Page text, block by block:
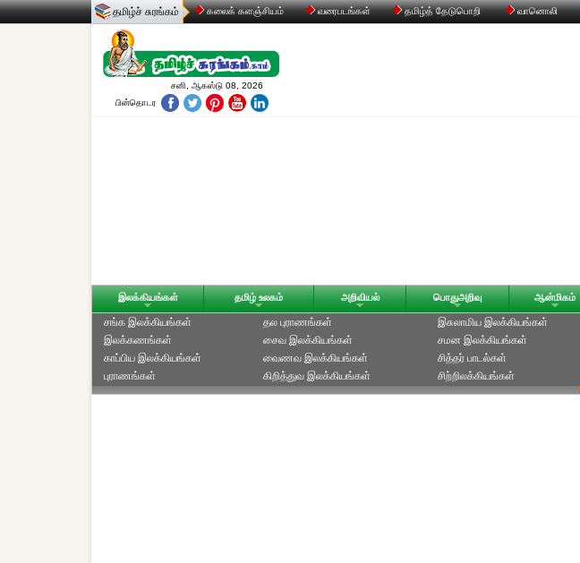
தமிழ்ச் சுரங்கம் கலைக் களஞ்சியம் வரைபடங்கள் தமிழ்த் தேடுபொறி வானொலி
சனி, ஆகஸ்டு 08, 2026
பின்தொடர
இலக்கியங்கள் தமிழ் உலகம் அறிவியல் பொதுஅறிவு ஆன்மிகம்
சங்க இலக்கியங்கள்
இலக்கணங்கள்
காப்பிய இலக்கியங்கள்
புராணங்கள்
தல புராணங்கள்
சைவ இலக்கியங்கள்
வைணவ இலக்கியங்கள்
கிறித்துவ இலக்கியங்கள்
இசுலாமிய இலக்கியங்கள்
சமன இலக்கியங்கள்
சித்தர் பாடல்கள்
சிற்றிலக்கியங்கள்